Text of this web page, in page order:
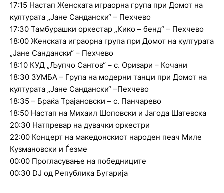
17:15 Настап Женската играорна група при Домот на
културата „Јане Сандански“ – Пехчево
17:30 Тамбурашки оркестар „Кико – бенд“ – Пехчево
18:00 Женската играорна група при Домот на културата
„Јане Сандански“ – Пехчево
18:10 КУД „Љупчо Сантов“ – с. Оризари – Кочани
18:30 ЗУМБА – Група на модерни танци при Домот на
културата „Јане Сандански“ –Пехчево
18:35 – Браќа Трајановски – с. Панчарево
18:50 Настап на Михаил Шоповски и Јагода Шатевска
20:30 Натпревар на дувачки оркестри
22:00 Концерт на македонскиот народен пеач Миле
Кузмановски и Ѓезме
00:00 Прогласување на победниците
00:30 DJ од Република Бугарија